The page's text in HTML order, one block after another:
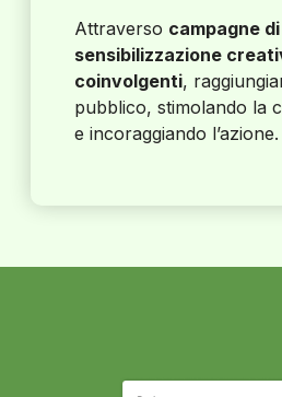
Attraverso campagne di
sensibilizzazione
coinvolgenti,
pubblico, stimolando la
e incoraggiando l’azione.